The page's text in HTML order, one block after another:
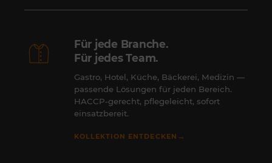
Für jede Branche.
Für jedes Team.
Gastro, Hotel, Küche, Bäckerei, Medizin —
passende Lösungen für jeden Bereich.
HACCP-gerecht, pflegeleicht, sofort
einsatzbereit.
KOLLEKTION ENTDECKEN →